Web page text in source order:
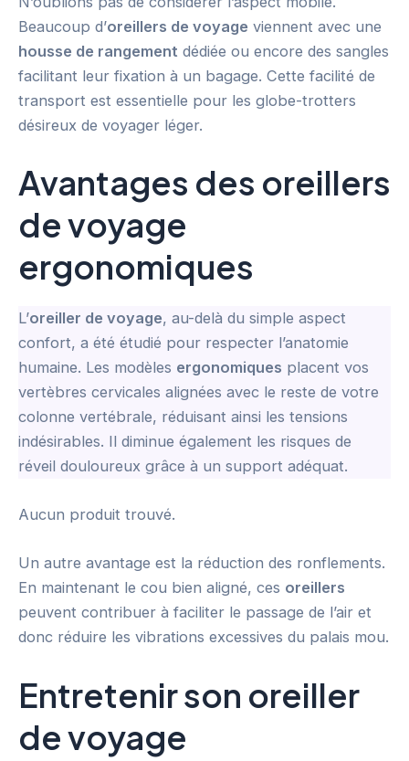
Beaucoup d’oreillers de voyage viennent avec une
housse de rangement dédiée ou encore des sangles
facilitant leur fixation à un bagage. Cette facilité de
transport est essentielle pour les globe-trotters
désireux de voyager léger.
Avantages des oreillers
de voyage
ergonomiques
L’oreiller de voyage, au-delà du simple aspect
confort, a été étudié pour respecter l’anatomie
humaine. Les modèles ergonomiques placent vos
vertèbres cervicales alignées avec le reste de votre
colonne vertébrale, réduisant ainsi les tensions
indésirables. Il diminue également les risques de
réveil douloureux grâce à un support adéquat.
Aucun produit trouvé.
Un autre avantage est la réduction des ronflements.
En maintenant le cou bien aligné, ces oreillers
peuvent contribuer à faciliter le passage de l’air et
donc réduire les vibrations excessives du palais mou.
Entretenir son oreiller
de voyage